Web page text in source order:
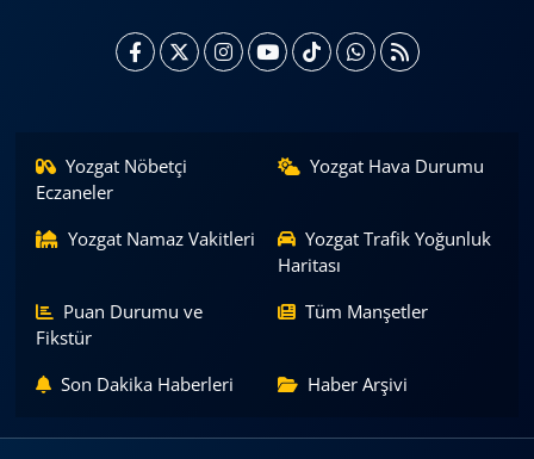
Yozgat Nöbetçi
Eczaneler
Yozgat Hava Durumu
Yozgat Namaz Vakitleri
Yozgat Trafik Yoğunluk
Haritası
Puan Durumu ve
Fikstür
Tüm Manşetler
Son Dakika Haberleri Haber Arşivi